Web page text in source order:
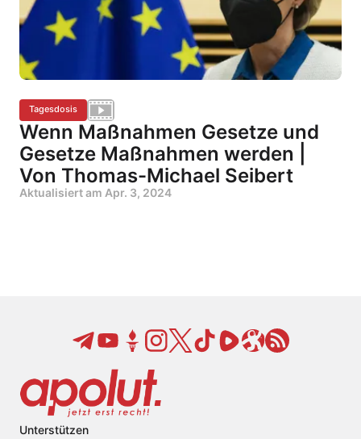
Tagesdosis
Wenn Maßnahmen Gesetze und
Gesetze Maßnahmen werden |
Von Thomas-Michael Seibert
Aktualisiert am Apr. 3, 2024
Unterstützen